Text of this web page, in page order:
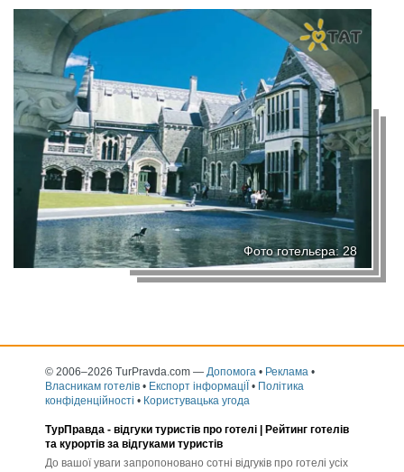
Фото готельєра: 28
© 2006–2026 TurPravda.com — Допомога • Реклама •
Власникам готелів • Експорт інформаціЇ • Політика
конфіденційності • Користувацька угода
ТурПравда - відгуки туристів про готелі | Рейтинг готелів
та курортів за відгуками туристів
До вашої уваги запропоновано сотні відгуків про готелі усіх